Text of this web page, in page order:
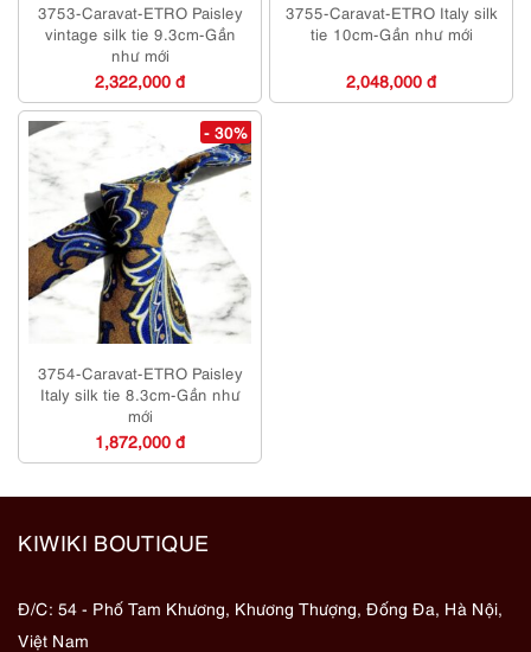
3753-Caravat-ETRO Paisley
vintage silk tie 9.3cm-Gần
như mới
2,322,000 đ
3755-Caravat-ETRO Italy silk
tie 10cm-Gần như mới
2,048,000 đ
- 30%
3754-Caravat-ETRO Paisley
Italy silk tie 8.3cm-Gần như
mới
1,872,000 đ
KIWIKI BOUTIQUE
Đ/C: 54 - Phố Tam Khương, Khương Thượng, Đống Đa, Hà Nội,
Việt Nam